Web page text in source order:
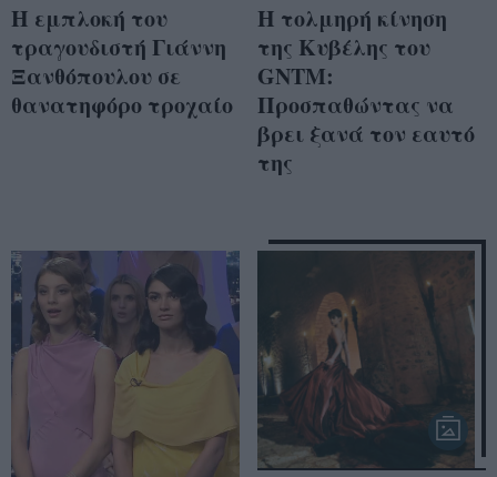
Η εμπλοκή του
τραγουδιστή Γιάννη
Ξανθόπουλου σε
θανατηφόρο τροχαίο
Η τολμηρή κίνηση
της Κυβέλης του
GNTM:
Προσπαθώντας να
βρει ξανά τον εαυτό
της